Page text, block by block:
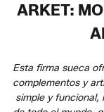
ARKET:
Esta firma sueca
complementos y
simple y funcional,